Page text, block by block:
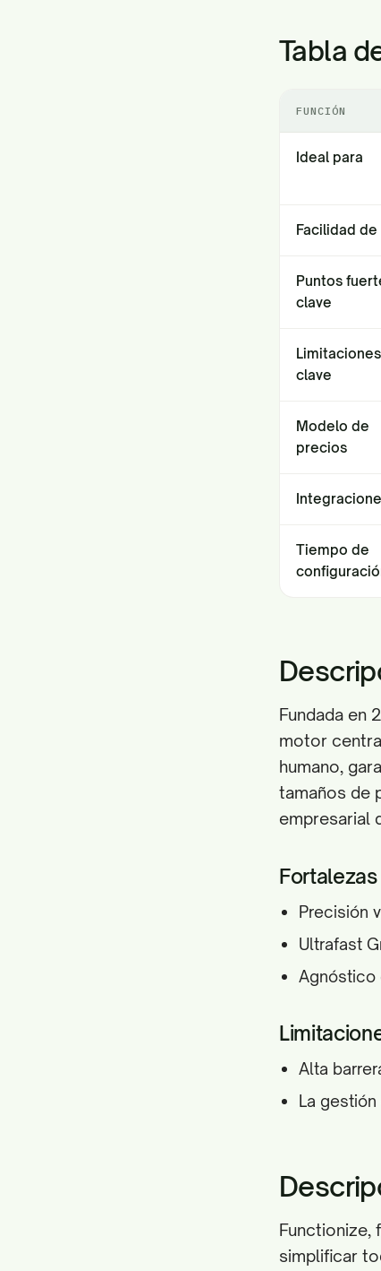
Tabla
FUNCIÓN
Ideal para
Facilidad de
Puntos
clave
Limitaciones
clave
Modelo de
precios
Tiempo de
Fundada en
motor
humano,
tamaños de
empresarial
Fortalezas
Precisión
Ultrafast
Agnóstico
Alta
La
Functionize,
simplificar